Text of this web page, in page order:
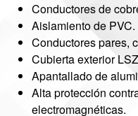
Conductores de
Aislamiento de PVC.
Conductores pares,
Cubierta exterior
Apantallado de
Alta protección
electromagnéticas.